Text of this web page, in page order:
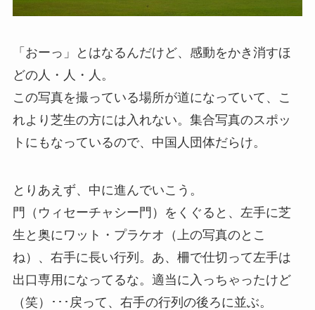
「おーっ」とはなるんだけど、感動をかき消すほ
どの人・人・人。
この写真を撮っている場所が道になっていて、こ
れより芝生の方には入れない。集合写真のスポッ
トにもなっているので、中国人団体だらけ。
とりあえず、中に進んでいこう。
門（ウィセーチャシー門）をくぐると、左手に芝
生と奥にワット・プラケオ（上の写真のとこ
ね）、右手に長い行列。あ、柵で仕切って左手は
出口専用になってるな。適当に入っちゃったけど
（笑）･･･戻って、右手の行列の後ろに並ぶ。